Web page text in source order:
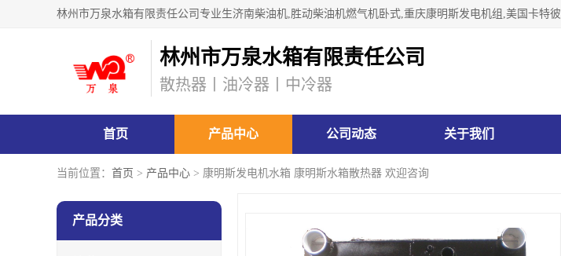
林州市万泉水箱有限责任公司
散热器丨油冷器丨中冷器
首页 产品中心 公司动态 关于我们
当前位置： 首页 > 产品中心 > 康明斯发电机水箱 康明斯水箱散热器 欢迎咨询
产品分类